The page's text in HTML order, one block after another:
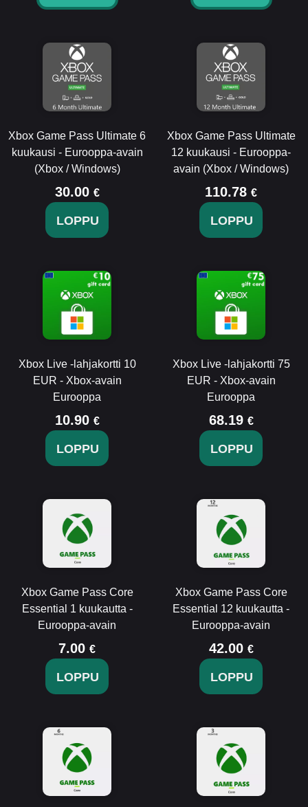
Xbox Game Pass Ultimate 6
kuukausi - Eurooppa-avain
(Xbox / Windows)
30.00 €
LOPPU
Xbox Game Pass Ultimate
12 kuukausi - Eurooppa-
avain (Xbox / Windows)
110.78 €
LOPPU
Xbox Live -lahjakortti 10
EUR - Xbox-avain
Eurooppa
10.90 €
LOPPU
Xbox Live -lahjakortti 75
EUR - Xbox-avain
Eurooppa
68.19 €
LOPPU
Xbox Game Pass Core
Essential 1 kuukautta -
Eurooppa-avain
7.00 €
LOPPU
Xbox Game Pass Core
Essential 12 kuukautta -
Eurooppa-avain
42.00 €
LOPPU